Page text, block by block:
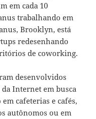
em cada 10
trabalhando em
Brooklyn, está
redesenhando
de coworking.
desenvolvidos
Internet em busca
cafeterias e cafés,
autônomos ou em